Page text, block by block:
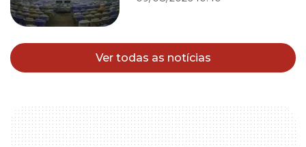
Ver todas as notícias